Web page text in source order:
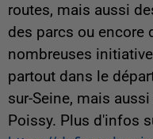
routes, mais aussi
des parcs ou encore
nombreuses
partout dans le
sur-Seine, mais
Poissy. Plus d'infos